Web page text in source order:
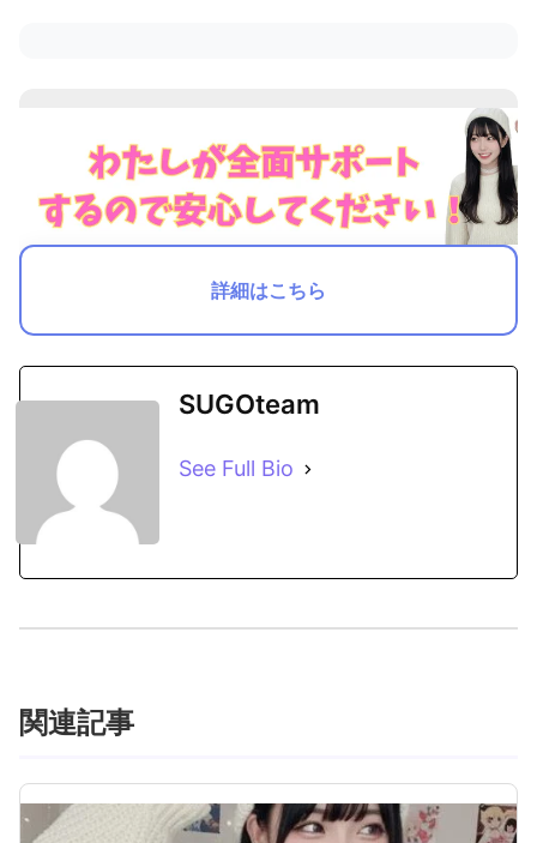
詳細はこちら
SUGOteam
See Full Bio
関連記事